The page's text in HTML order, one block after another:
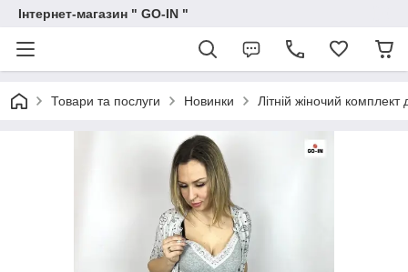
Інтернет-магазин " GO-IN "
Товари та послуги Новинки Літній жіночий